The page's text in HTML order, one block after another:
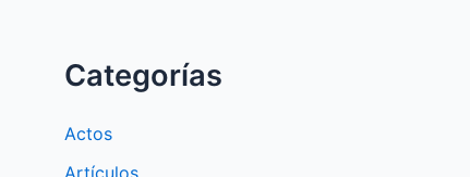
Categorías
Actos